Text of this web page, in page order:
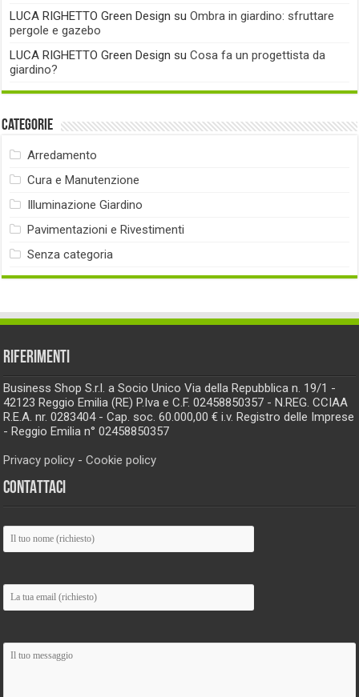
LUCA RIGHETTO Green Design suOmbra in giardino: sfruttare
pergole e gazebo
LUCA RIGHETTO Green Design suCosa fa un progettista da
giardino?
Categorie
Arredamento
Cura e Manutenzione
Illuminazione Giardino
Pavimentazioni e Rivestimenti
Senza categoria
RIFERIMENTI
Business Shop S.r.l. a Socio Unico Via della Repubblica n. 19/1 -
42123 Reggio Emilia (RE) P.Iva e C.F. 02458850357 - N.REG. CCIAA
R.E.A. nr. 0283404 - Cap. soc. 60.000,00 € i.v. Registro delle Imprese
- Reggio Emilia n° 02458850357
Privacy policy -Cookie policy
CONTATTACI